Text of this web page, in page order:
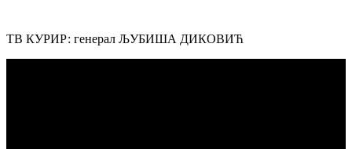
ТВ КУРИР: генерал ЉУБИША ДИКОВИЋ